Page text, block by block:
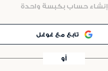
إنشاء حساب بكبسة واحدة
تابع مع غوغل
أو